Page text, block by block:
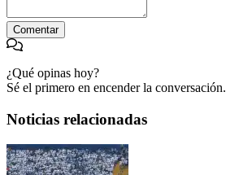
Comentar
¿Qué opinas hoy?
Sé el primero en encender la conversación.
Noticias relacionadas